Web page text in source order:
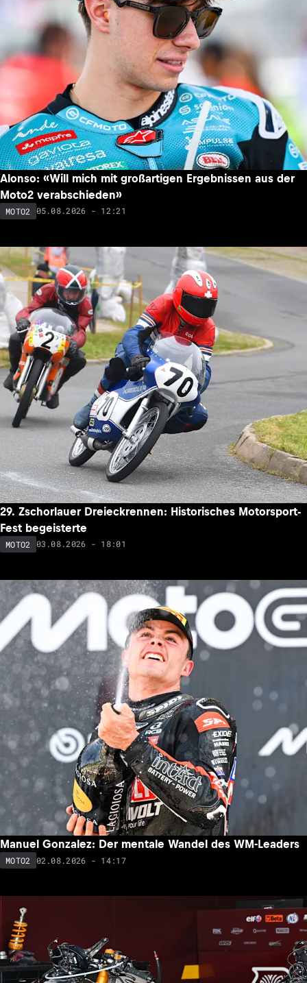
Alonso: «Will mich mit großartigen Ergebnissen aus der
Moto2 verabschieden»
MOTO2 05.08.2026 - 12:21
29. Zschorlauer Dreieckrennen: Historisches Motorsport-
Fest begeisterte
MOTO2 03.08.2026 - 18:01
Manuel Gonzalez: Der mentale Wandel des WM-Leaders
MOTO2 02.08.2026 - 14:17